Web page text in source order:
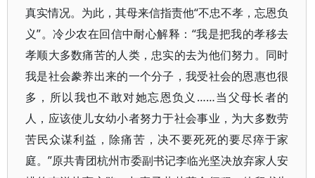
真实情况。为此，其母来信指责他“不忠不孝，忘恩负
义”。冷少农在回信中耐心解释：“我是把我的孝移去
孝顺大多数痛苦的人类，忠实的去为他们努力。同时
我是社会豢养出来的一个分子，我受社会的恩惠也很
多，所以我也不敢对她忘恩负义……当父母长者的
人，应该使儿女幼小者努力于社会事业，为大多数劳
苦民众谋利益，除痛苦，决不要死死的要尽瘁于家
庭。”原共青团杭州市委副书记李临光坚决放弃家人安